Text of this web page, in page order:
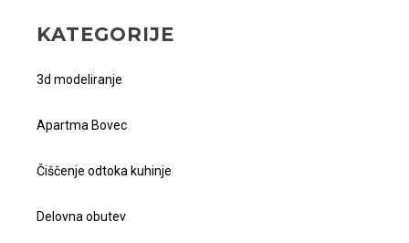
KATEGORIJE
3d modeliranje
Apartma Bovec
Čiščenje odtoka kuhinje
Delovna obutev